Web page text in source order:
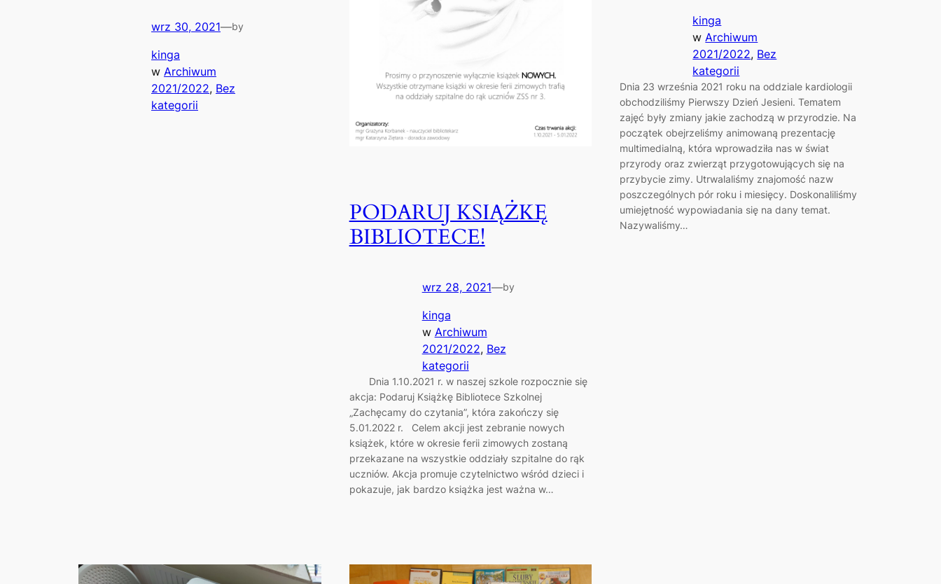
wrz 30, 2021—by
kinga
w Archiwum
2021/2022, Bez
kategorii
PODARUJ KSIĄŻKĘ
BIBLIOTECE!
wrz 28, 2021—by
kinga
w Archiwum
2021/2022, Bez
kategorii
Dnia 1.10.2021 r. w naszej szkole rozpocznie się
akcja: Podaruj Książkę Bibliotece Szkolnej
„Zachęcamy do czytania”, która zakończy się
5.01.2022 r. Celem akcji jest zebranie nowych
książek, które w okresie ferii zimowych zostaną
przekazane na wszystkie oddziały szpitalne do rąk
uczniów. Akcja promuje czytelnictwo wśród dzieci i
pokazuje, jak bardzo książka jest ważna w…
kinga
w Archiwum
2021/2022, Bez
kategorii
Dnia 23 września 2021 roku na oddziale kardiologii
obchodziliśmy Pierwszy Dzień Jesieni. Tematem
zajęć były zmiany jakie zachodzą w przyrodzie. Na
początek obejrzeliśmy animowaną prezentację
multimedialną, która wprowadziła nas w świat
przyrody oraz zwierząt przygotowujących się na
przybycie zimy. Utrwalaliśmy znajomość nazw
poszczególnych pór roku i miesięcy. Doskonaliliśmy
umiejętność wypowiadania się na dany temat.
Nazywaliśmy…